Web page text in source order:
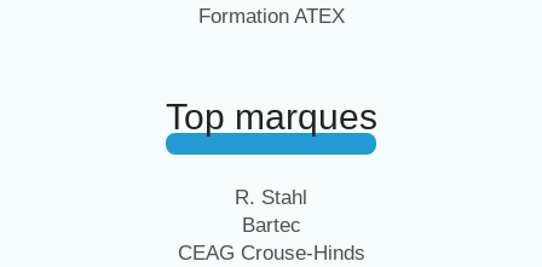
Formation ATEX
Top marques
R. Stahl
Bartec
CEAG Crouse-Hinds